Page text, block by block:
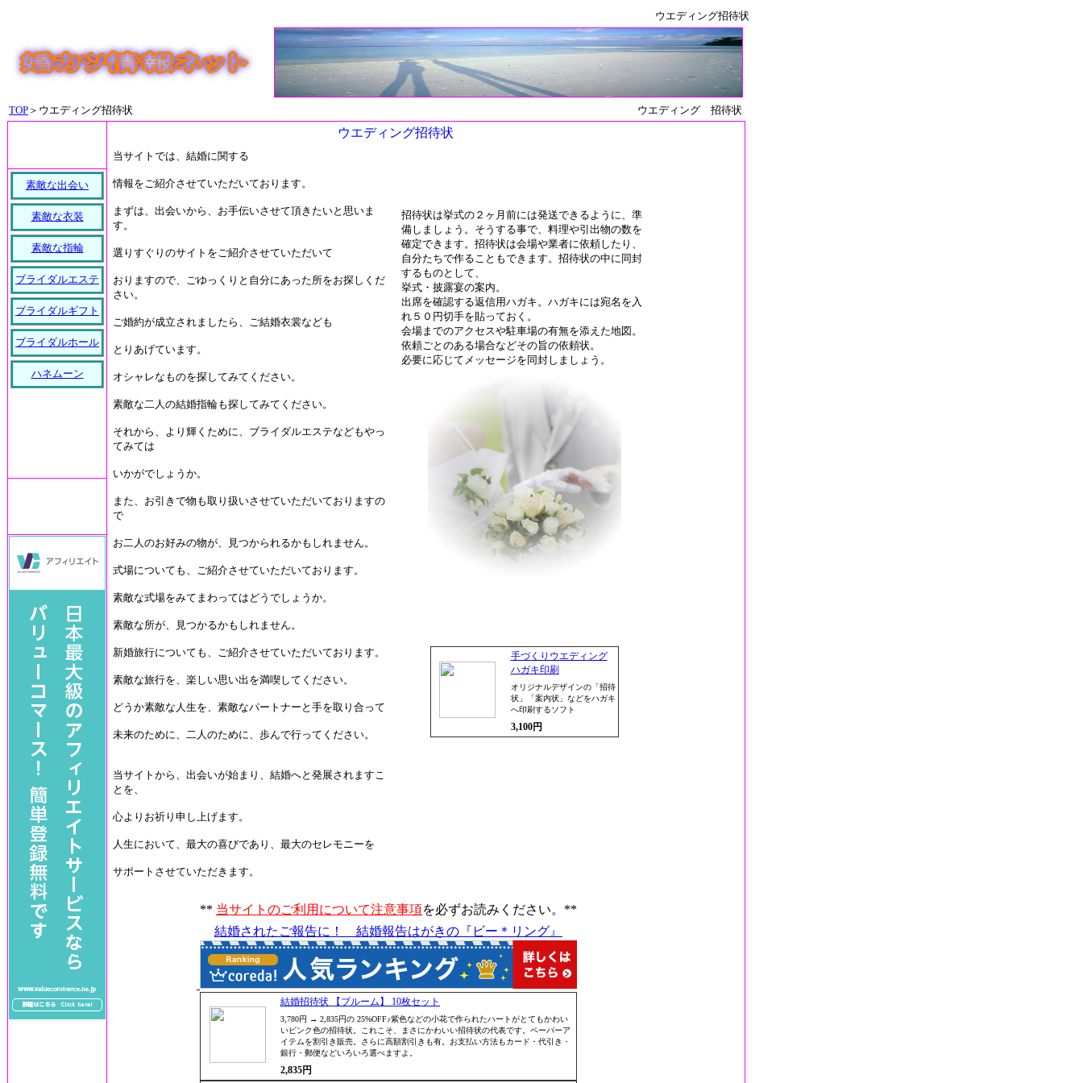
ウエディング招待状
TOP ＞ウエディング招待状 ウエディング 招待状
ウエディング招待状
当サイトでは、結婚に関する
情報をご紹介させていただいております。
まずは、出会いから、お手伝いさせて頂きたいと思いま
す。
選りすぐりのサイトをご紹介させていただいて
おりますので、ごゆっくりと自分にあった所をお探しくだ
さい。
ご婚約が成立されましたら、ご結婚衣裳なども
とりあげています。
オシャレなものを探してみてください。
素敵な二人の結婚指輪も探してみてください。
それから、より輝くために、ブライダルエステなどもやっ
てみては
いかがでしょうか。
また、お引きで物も取り扱いさせていただいておりますの
で
お二人のお好みの物が、見つかられるかもしれません。
式場についても、ご紹介させていただいております。
素敵な式場をみてまわってはどうでしょうか。
素敵な所が、見つかるかもしれません。
新婚旅行についても、ご紹介させていただいております。
素敵な旅行を、楽しい思い出を満喫してください。
どうか素敵な人生を、素敵なパートナーと手を取り合って
未来のために、二人のために、歩んで行ってください。
当サイトから、出会いが始まり、結婚へと発展されますこ
とを、
心よりお祈り申し上げます。
人生において、最大の喜びであり、最大のセレモニーを
サポートさせていただきます。
招待状は挙式の２ヶ月前には発送できるように、準
備しましょう。そうする事で、料理や引出物の数を
確定できます。招待状は会場や業者に依頼したり、
自分たちで作ることもできます。招待状の中に同封
するものとして、
挙式・披露宴の案内。
出席を確認する返信用ハガキ。ハガキには宛名を入
れ５０円切手を貼っておく。
会場までのアクセスや駐車場の有無を添えた地図。
依頼ごとのある場合などその旨の依頼状。
必要に応じてメッセージを同封しましょう。
手づくりウエディング
ハガキ印刷
オリジナルデザインの「招待
状」「案内状」などをハガキ
へ印刷するソフト
3,100円
** 当サイトのご利用について注意事項を必ずお読みください。**
結婚されたご報告に！ 結婚報告はがきの『ビー＊リング』
結婚招待状 【ブルーム】 10枚セット
3,780円 → 2,835円の 25%OFF♪紫色などの小花で作られたハートがとてもかわい
いピンク色の招待状。これこそ、まさにかわいい招待状の代表です。ペーパーア
イテムを割引き販売。さらに高額割引きも有。お支払い方法もカード・代引き・
銀行・郵便などいろいろ選べますよ。
2,835円
素敵な出会い
素敵な衣装
素敵な指輪
ブライダルエステ
ブライダルギフト
ブライダルホール
ハネムーン